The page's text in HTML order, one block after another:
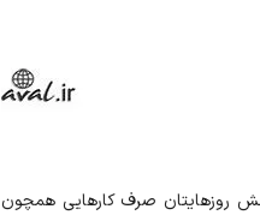
روزهایتان صرف کارهایی همچون